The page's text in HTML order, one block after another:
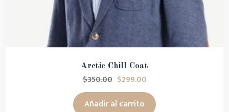
Arctic Chill Coat
$350.00 $299.00
Añadir al carrito